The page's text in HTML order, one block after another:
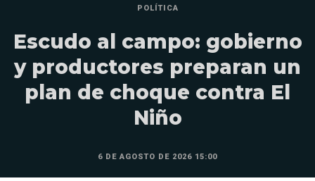
POLÍTICA
Escudo al campo: gobierno
y productores preparan un
plan de choque contra El
Niño
6 DE AGOSTO DE 2026 15:00